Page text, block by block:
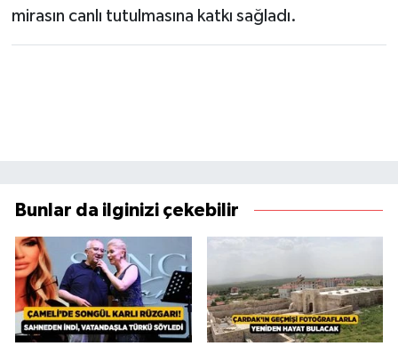
mirasın canlı tutulmasına katkı sağladı.
Bunlar da ilginizi çekebilir